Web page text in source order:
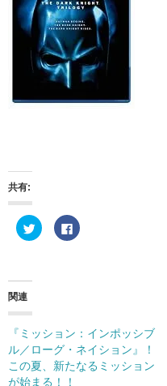
共有:
ク
リ
e
r
で
共
有
(
F
a
す
る
に
は
ク
関連
『ミッション：インポッシブ
ル／ローグ・ネイション』！
この夏、新たなるミッション
が始まる！！